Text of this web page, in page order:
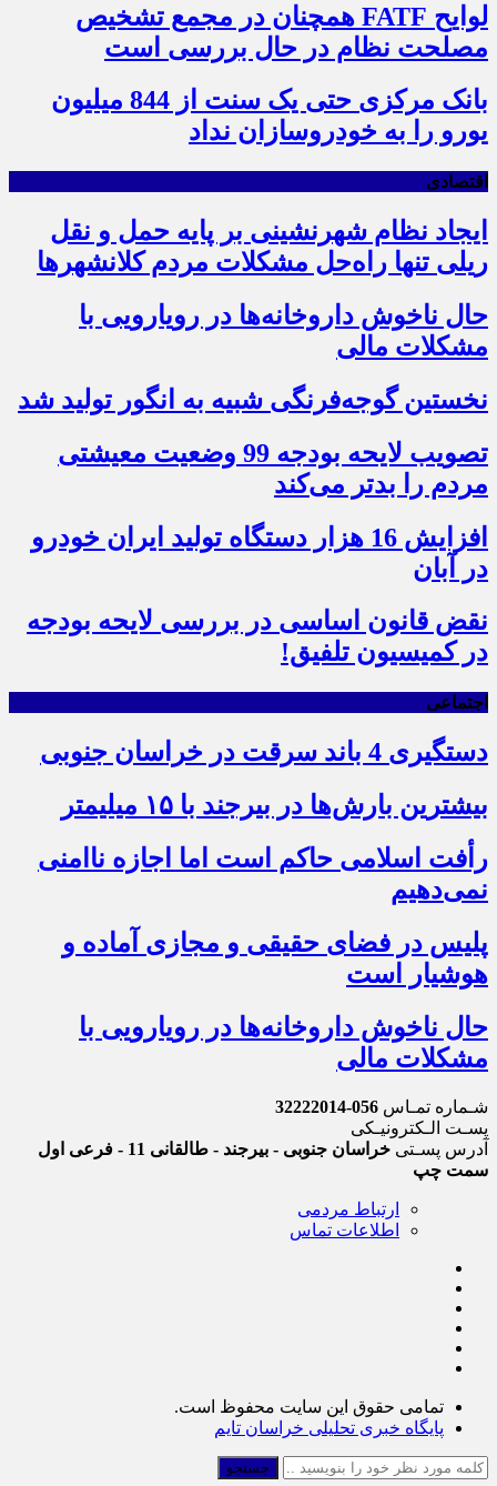
لوایح FATF همچنان در مجمع تشخیص
مصلحت نظام در حال بررسی است
بانک مرکزی حتی یک سنت از 844 میلیون
یورو را به خودروسازان نداد
اقتصادی
ایجاد نظام شهرنشینی بر پایه حمل و نقل
ریلی تنها راه‌حل مشکلات مردم کلانشهرها
حال ناخوش داروخانه‌ها در رویارویی با
مشکلات مالی
نخستین گوجه‌فرنگی شبیه به انگور تولید شد
تصویب لایحه بودجه 99 وضعیت معیشتی
مردم را بدتر می‌کند
افزایش 16 هزار دستگاه تولید ایران خودرو
در آبان
نقض قانون اساسی در بررسی لایحه بودجه
در کمیسیون تلفیق!
اجتماعی
دستگیری 4 باند سرقت در خراسان جنوبی
بیشترین بارش‌ها در بیرجند با ۱۵ میلیمتر
رأفت اسلامی حاکم است اما اجازه ناامنی
نمی‌دهیم
پلیس در فضای حقیقی و مجازی آماده و
هوشیار است
حال ناخوش داروخانه‌ها در رویارویی با
مشکلات مالی
شـماره تمـاس 056-32222014
پسـت الـکترونیـکی
آدرس پسـتی
خراسان جنوبی - بیرجند - طالقانی 11 - فرعی اول
سمت چپ
ارتباط مردمی
اطلاعات تماس
تمامی حقوق این سایت محفوظ است.
پایگاه خبری تحلیلی خراسان تایم
جستجو